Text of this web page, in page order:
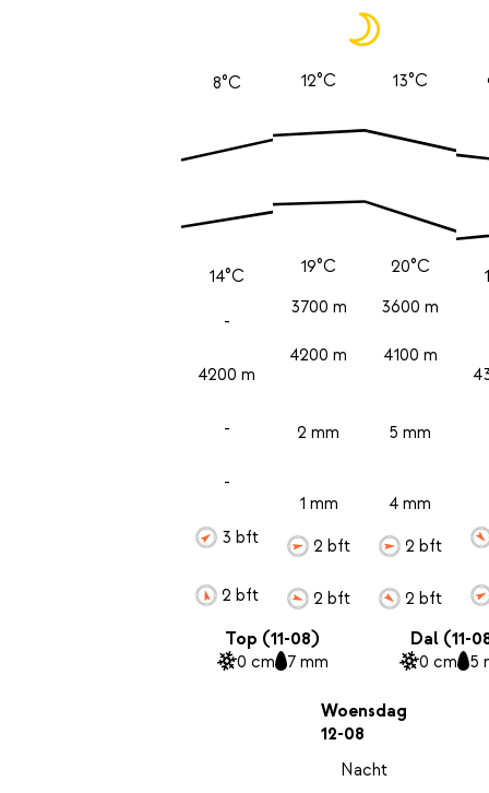
8°C
14°C
-
4200 m
-
-
3 bft
2 bft
12°C
19°C
3700 m
4200 m
2 mm
1 mm
2 bft
2 bft
13°C
20°C
3600 m
4100 m
5 mm
4 mm
2 bft
2 bft
Top (11-08)
0 cm 7 mm
Dal (11-
0 cm 5
Woensdag
12-08
Nacht